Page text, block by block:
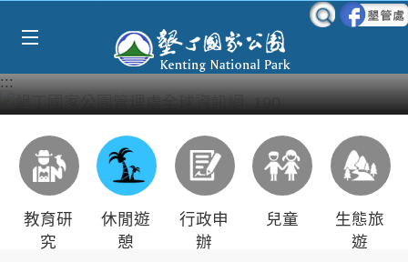
:::
教育研
究
休閒遊
憩
行政申
辦
兒童
生態旅
遊